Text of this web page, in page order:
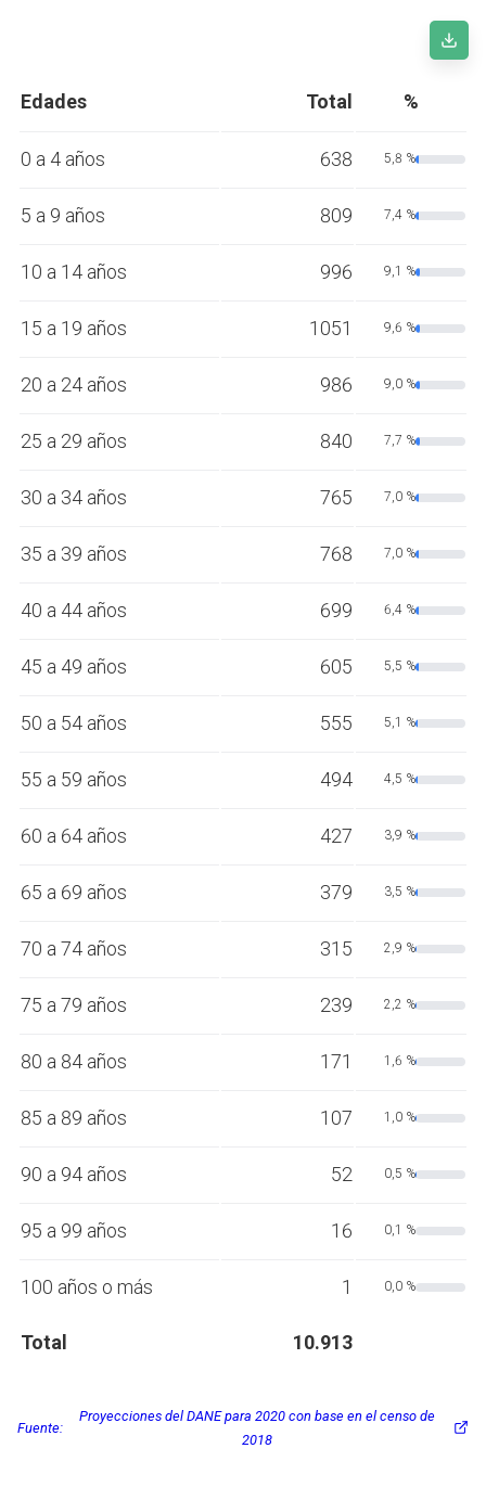
Edades Total %
0 a 4 años 638 5,8 %
5 a 9 años 809 7,4 %
10 a 14 años 996 9,1 %
15 a 19 años 1051 9,6 %
20 a 24 años 986 9,0 %
25 a 29 años 840 7,7 %
30 a 34 años 765 7,0 %
35 a 39 años 768 7,0 %
40 a 44 años 699 6,4 %
45 a 49 años 605 5,5 %
50 a 54 años 555 5,1 %
55 a 59 años 494 4,5 %
60 a 64 años 427 3,9 %
65 a 69 años 379 3,5 %
70 a 74 años 315 2,9 %
75 a 79 años 239 2,2 %
80 a 84 años 171 1,6 %
85 a 89 años 107 1,0 %
90 a 94 años 52 0,5 %
95 a 99 años 16 0,1 %
100 años o más 1 0,0 %
Total 10.913
Fuente:
Proyecciones del DANE para 2020 con base en el censo de
2018